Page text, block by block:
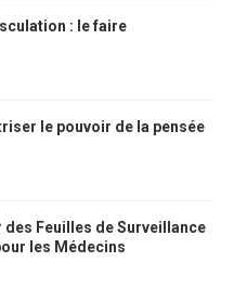
: le faire
le pouvoir de la pensée
Feuilles de Surveillance
les Médecins